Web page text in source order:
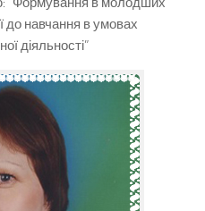
до навчання в умовах
діяльності”